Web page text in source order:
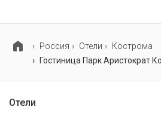
Россия
Отели
Кострома
Гостиница Парк Аристократ
Отели